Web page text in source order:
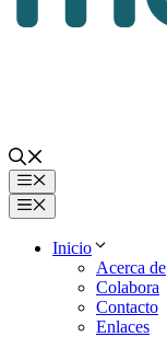
Menú
Menú
Inicio
Acerca de
Colabora
Contacto
Enlaces